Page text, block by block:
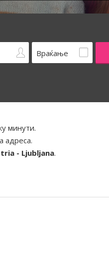
Враќање
минути.
адреса.
- Ljubljana.